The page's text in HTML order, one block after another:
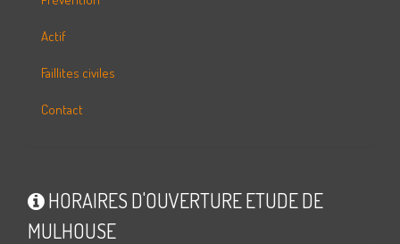
Actif
Faillites civiles
Contact
HORAIRES D'OUVERTURE ETUDE DE
MULHOUSE